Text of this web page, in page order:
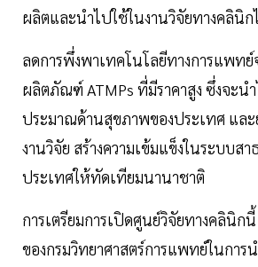
ผลิตและนำไปใช้ในงานวิจัยทางคลินิก
ลดการพึ่งพาเทคโนโลยีทางการแพทย์
ผลิตภัณฑ์ ATMPs ที่มีราคาสูง ซึ่งจะน
ประมาณด้านสุขภาพของประเทศ แล
งานวิจัย สร้างความเข้มแข็งในระบบส
ประเทศให้ทัดเทียมนานาชาติ
การเตรียมการเปิดศูนย์วิจัยทางคลินิก
ของกรมวิทยาศาสตร์การแพทย์ในการ